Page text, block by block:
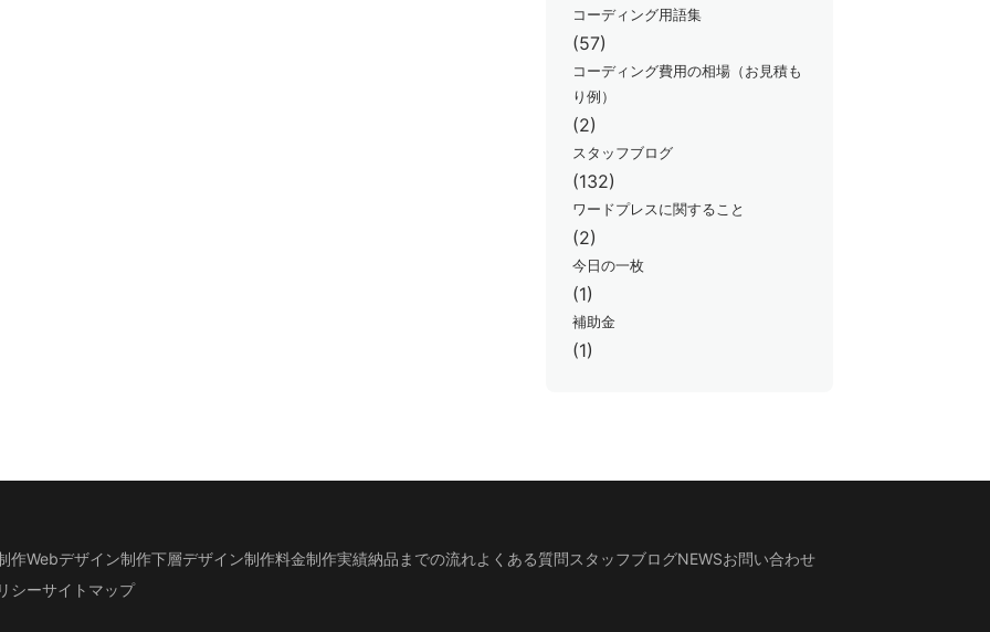
コーディング用語集
(57)
コーディング費用の相場（お見積も
り例）
(2)
スタッフブログ
(132)
ワードプレスに関すること
(2)
今日の一枚
(1)
補助金
(1)
作Webデザイン制作下層デザイン制作料金制作実績納品までの流れよくある質問スタッフブログNEWSお問い合わせ
シーサイトマップ